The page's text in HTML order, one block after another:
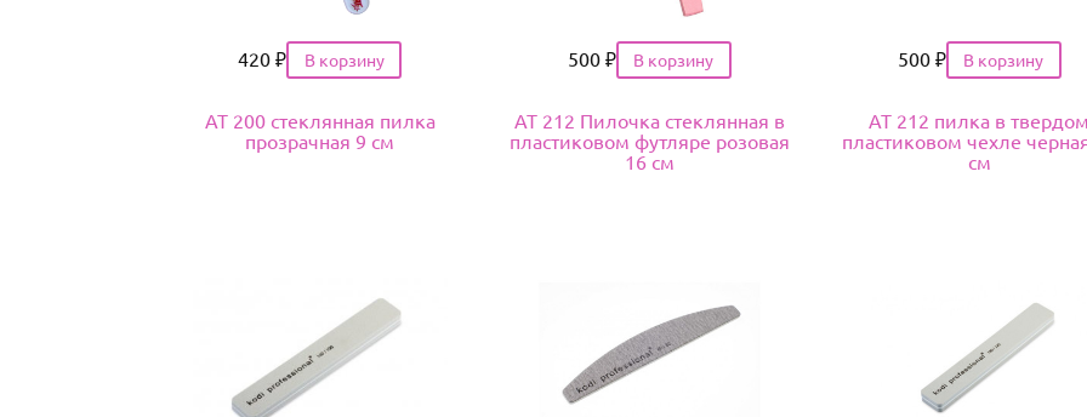
Цена
420 ₽
АТ 200 стеклянная пилка
прозрачная 9 см
Цена
500 ₽
АТ 212 Пилочка стеклянная в
пластиковом футляре розовая
16 см
Цена
500 ₽
АТ 212 пилка в
пластиковом чехле
см